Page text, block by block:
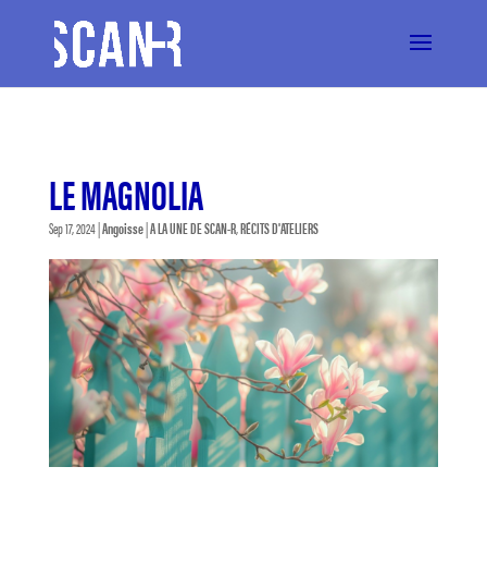
LE MAGNOLIA
Sep 17, 2024|Angoisse|A LA UNE DE SCAN-R,RÉCITS D'ATELIERS